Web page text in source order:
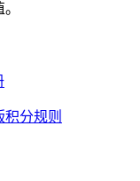
积分规则